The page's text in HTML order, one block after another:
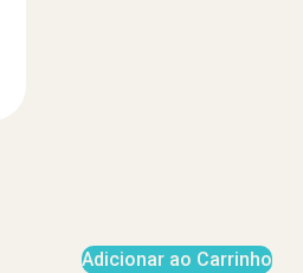
Adicionar ao Carrinho